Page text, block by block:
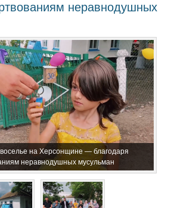
неравнодушных
на Херсонщине — благодаря
неравнодушных мусульман